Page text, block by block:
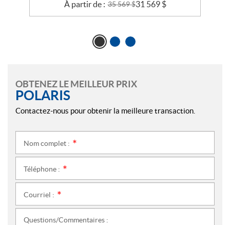
À partir de : 35 569$31 569 $
OBTENEZ LE MEILLEUR PRIX
POLARIS
Contactez-nous pour obtenir la meilleure transaction.
Nom complet :
Téléphone :
Courriel :
Questions/Commentaires :